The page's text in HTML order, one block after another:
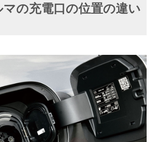
マの充電口の位置の違い